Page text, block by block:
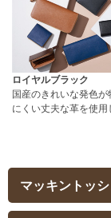
ロイヤルブラック
国産のきれいな発色が
にくい丈夫な革を使用
マッキントッ